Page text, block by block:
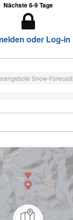
Nächste 6-9 Tage
oder Log-in
Snow-Forecast